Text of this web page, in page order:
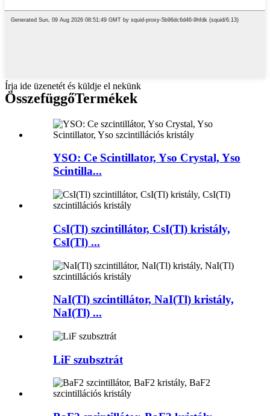
Írja ide üzenetét és küldje el nekünk
ÖsszefüggőTermékek
YSO: Ce Scintillator, Yso Crystal, Yso
Scintilla...
CsI(Tl) szcintillátor, CsI(Tl) kristály,
CsI(Tl) ...
NaI(Tl) szcintillátor, NaI(Tl) kristály,
NaI(Tl) ...
LiF szubsztrát